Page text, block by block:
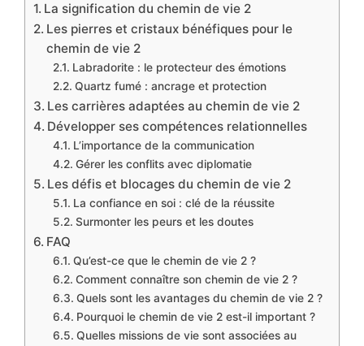
La signification du chemin de vie 2
Les pierres et cristaux bénéfiques pour le
chemin de vie 2
Labradorite : le protecteur des émotions
Quartz fumé : ancrage et protection
Les carrières adaptées au chemin de vie 2
Développer ses compétences relationnelles
L’importance de la communication
Gérer les conflits avec diplomatie
Les défis et blocages du chemin de vie 2
La confiance en soi : clé de la réussite
Surmonter les peurs et les doutes
FAQ
Qu’est-ce que le chemin de vie 2 ?
Comment connaître son chemin de vie 2 ?
Quels sont les avantages du chemin de vie 2 ?
Pourquoi le chemin de vie 2 est-il important ?
Quelles missions de vie sont associées au